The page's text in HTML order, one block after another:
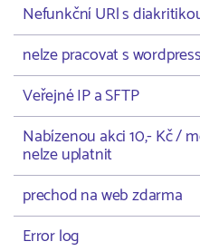
Nefunkční URl s
nelze pracovat s wordpress
Veřejné IP a SFTP
Nabízenou akci 10,- Kč /
nelze uplatnit
prechod na web zdarma
Error log